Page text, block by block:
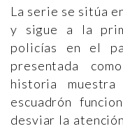
La serie se sitúa
y sigue a la
policías en el
presentada
historia
escuadrón
desviar la